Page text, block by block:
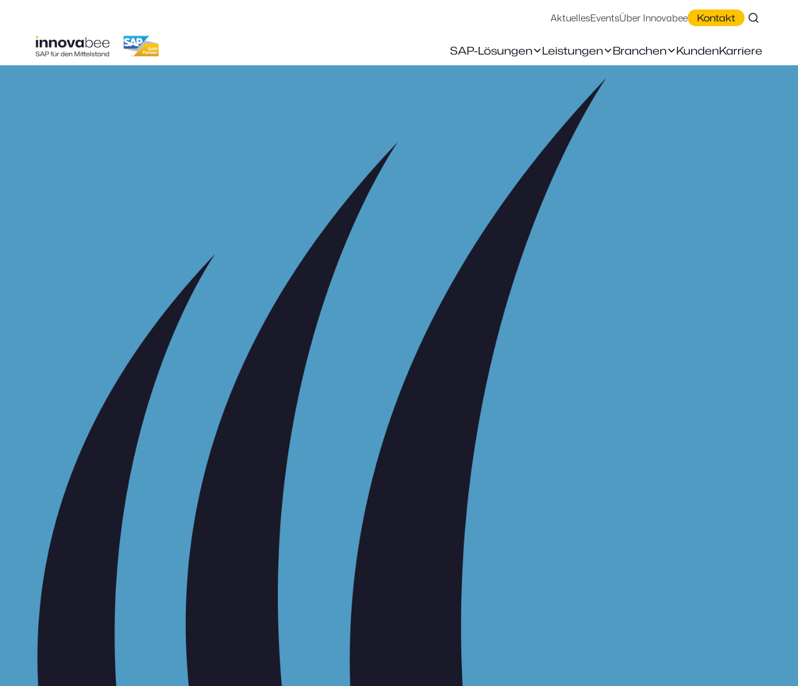
AktuellesEventsÜber Innovabee Kontakt
SAP-Lösungen Leistungen Branchen KundenKarriere